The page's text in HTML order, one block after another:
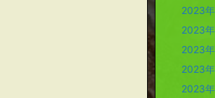
2023
2023年
2023
2023
2023